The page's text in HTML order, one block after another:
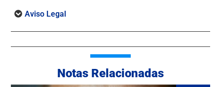
Aviso Legal
Notas Relacionadas